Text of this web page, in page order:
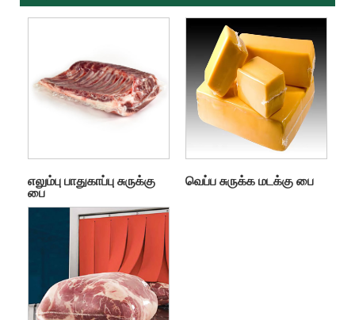
எலும்பு பாதுகாப்பு சுருக்கு
பை
வெப்ப சுருக்க மடக்கு பை